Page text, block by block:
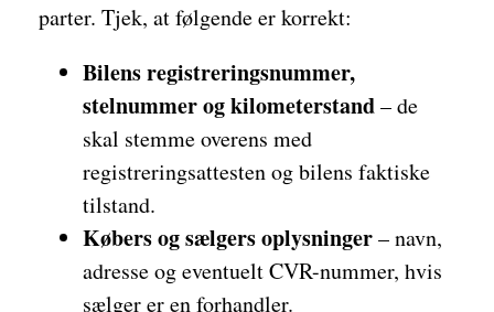
parter. Tjek, at følgende er korrekt:
Bilens registreringsnummer,
stelnummer og kilometerstand– de
skal stemme overens med
registreringsattesten og bilens faktiske
tilstand.
Købers og sælgers oplysninger– navn,
adresse og eventuelt CVR-nummer, hvis
sælger er en forhandler.